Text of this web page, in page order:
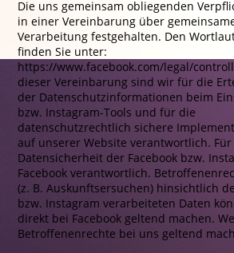
Die uns gemeinsam obliegenden
in einer Vereinbarung über
Verarbeitung festgehalten. Den
finden Sie unter:
https://www.facebook.com/legal/
dieser Vereinbarung sind wir für die
der Datenschutzinformationen beim
bzw. Instagram-Tools und für die
datenschutzrechtlich sichere
auf unserer Website verantwortlich. Für
Datensicherheit der Facebook bzw.
Facebook verantwortlich.
(z. B. Auskunftsersuchen) hinsichtlich
bzw. Instagram verarbeiteten Daten
direkt bei Facebook geltend machen.
Betroffenenrechte bei uns geltend